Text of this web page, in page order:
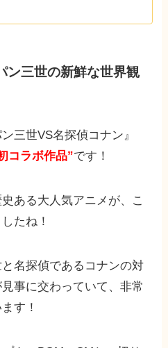
三世の新鮮な世界観
三世VS名探偵コナン』
コラボ作品”です！
ある大人気アニメが、こ
たね！
名探偵であるコナンの対
見事に交わっていて、非常
す！